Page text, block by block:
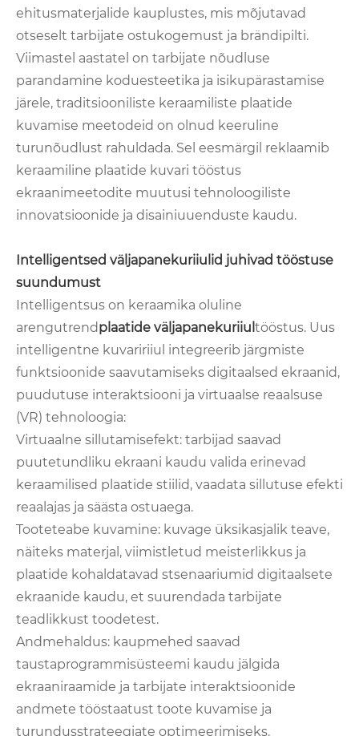
ehitusmaterjalide kauplustes, mis mõjutavad
otseselt tarbijate ostukogemust ja brändipilti.
Viimastel aastatel on tarbijate nõudluse
parandamine koduesteetika ja isikupärastamise
järele, traditsiooniliste keraamiliste plaatide
kuvamise meetodeid on olnud keeruline
turunõudlust rahuldada. Sel eesmärgil reklaamib
keraamiline plaatide kuvari tööstus
ekraanimeetodite muutusi tehnoloogiliste
innovatsioonide ja disainiuuenduste kaudu.
Intelligentsed väljapanekuriiulid juhivad tööstuse
suundumust
Intelligentsus on keraamika oluline
arengutrendplaatide väljapanekuriiul tööstus. Uus
intelligentne kuvaririiul integreerib järgmiste
funktsioonide saavutamiseks digitaalsed ekraanid,
puudutuse interaktsiooni ja virtuaalse reaalsuse
(VR) tehnoloogia:
Virtuaalne sillutamisefekt: tarbijad saavad
puutetundliku ekraani kaudu valida erinevad
keraamilised plaatide stiilid, vaadata sillutuse efekti
reaalajas ja säästa ostuaega.
Tooteteabe kuvamine: kuvage üksikasjalik teave,
näiteks materjal, viimistletud meisterlikkus ja
plaatide kohaldatavad stsenaariumid digitaalsete
ekraanide kaudu, et suurendada tarbijate
teadlikkust toodetest.
Andmehaldus: kaupmehed saavad
taustaprogrammisüsteemi kaudu jälgida
ekraaniraamide ja tarbijate interaktsioonide
andmete tööstaatust toote kuvamise ja
turundusstrateegiate optimeerimiseks.